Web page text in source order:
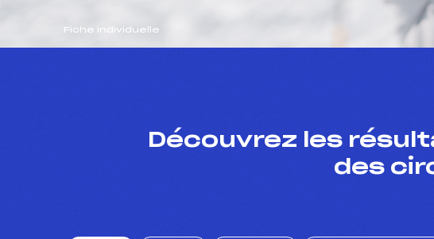
Fiche individuelle
Découvrez les
des